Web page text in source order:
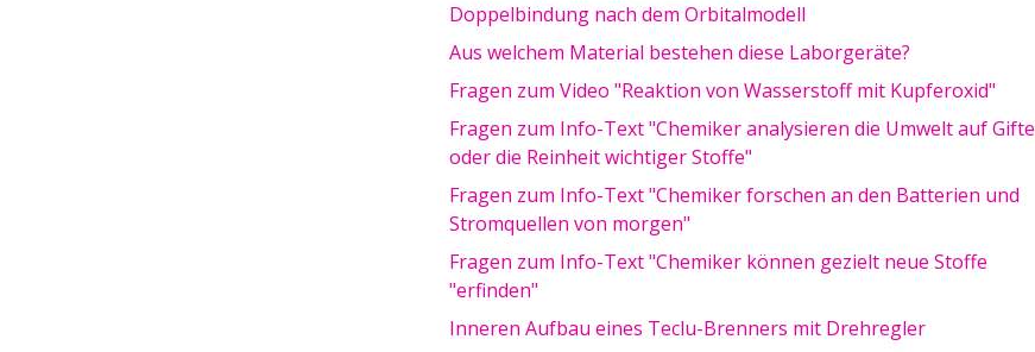
Doppelbindung nach dem Orbitalmodell
Aus welchem Material bestehen diese Laborgeräte?
Fragen zum Video "Reaktion von Wasserstoff mit Kupferoxid"
Fragen zum Info-Text "Chemiker analysieren die Umwelt auf Gifte
oder die Reinheit wichtiger Stoffe"
Fragen zum Info-Text "Chemiker forschen an den Batterien und
Stromquellen von morgen"
Fragen zum Info-Text "Chemiker können gezielt neue Stoffe
"erfinden"
Inneren Aufbau eines Teclu-Brenners mit Drehregler